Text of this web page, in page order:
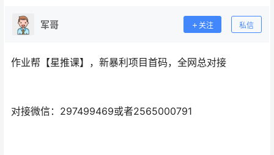
军哥 关注 私信
作业帮【星推课】，新暴利项目首码，全网总对接
对接微信：297499469或者2565000791